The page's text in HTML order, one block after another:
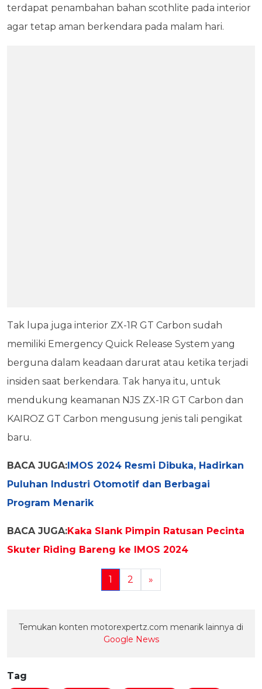
terdapat penambahan bahan scothlite pada interior
agar tetap aman berkendara pada malam hari.
Tak lupa juga interior ZX-1R GT Carbon sudah
memiliki Emergency Quick Release System yang
berguna dalam keadaan darurat atau ketika terjadi
insiden saat berkendara. Tak hanya itu, untuk
mendukung keamanan NJS ZX-1R GT Carbon dan
KAIROZ GT Carbon mengusung jenis tali pengikat
baru.
BACA JUGA:IMOS 2024 Resmi Dibuka, Hadirkan
Puluhan Industri Otomotif dan Berbagai
Program Menarik
BACA JUGA:Kaka Slank Pimpin Ratusan Pecinta
Skuter Riding Bareng ke IMOS 2024
1 2 »
Temukan konten motorexpertz.com menarik lainnya di
Google News
Tag